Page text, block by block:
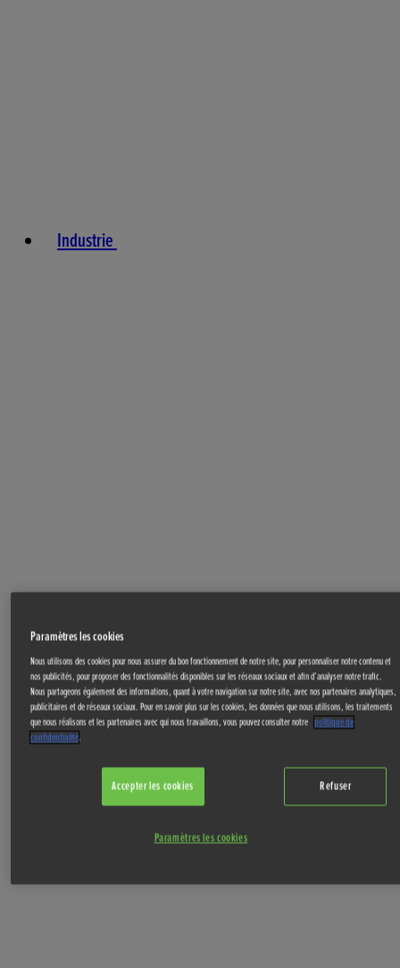
Industrie
Paramètres les cookies
Nous utilisons des cookies pour nous assurer du bon fonctionnement de notre site, pour personnaliser notre contenu et
nos publicités, pour proposer des fonctionnalités disponibles sur les réseaux sociaux et afin d’analyser notre trafic.
Nous partageons également des informations, quant à votre navigation sur notre site, avec nos partenaires analytiques,
publicitaires et de réseaux sociaux. Pour en savoir plus sur les cookies, les données que nous utilisons, les traitements
que nous réalisons et les partenaires avec qui nous travaillons, vous pouvez consulter notre politique de
confidentialité.
Refuser
Accepter les cookies
Paramètres les cookies